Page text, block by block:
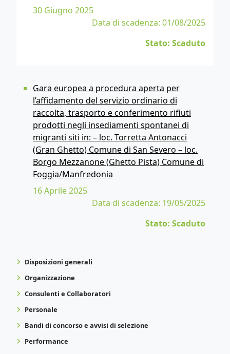
Disposizioni generali
Organizzazione
Consulenti e Collaboratori
Personale
Bandi di concorso e avvisi di selezione
Performance
30 Giugno 2025
Data di scadenza: 01/08/2025
Stato: Scaduto
Gara europea a procedura aperta per
l’affidamento del servizio ordinario di
raccolta, trasporto e conferimento rifiuti
prodotti negli insediamenti spontanei di
migranti siti in: – loc. Torretta Antonacci
(Gran Ghetto) Comune di San Severo – loc.
Borgo Mezzanone (Ghetto Pista) Comune di
Foggia/Manfredonia
16 Aprile 2025
Data di scadenza: 19/05/2025
Stato: Scaduto